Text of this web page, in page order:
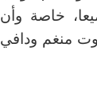
خاصة وأن
منغم ودافي